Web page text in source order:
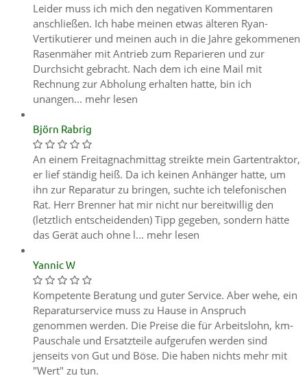
Leider muss ich mich den negativen Kommentaren
anschließen. Ich habe meinen etwas älteren Ryan-
Vertikutierer und meinen auch in die Jahre gekommenen
Rasenmäher mit Antrieb zum Reparieren und zur
Durchsicht gebracht. Nach dem ich eine Mail mit
Rechnung zur Abholung erhalten hatte, bin ich
unangen... mehr lesen
Björn Rabrig
An einem Freitagnachmittag streikte mein Gartentraktor,
er lief ständig heiß. Da ich keinen Anhänger hatte, um
ihn zur Reparatur zu bringen, suchte ich telefonischen
Rat. Herr Brenner hat mir nicht nur bereitwillig den
(letztlich entscheidenden) Tipp gegeben, sondern hätte
das Gerät auch ohne l... mehr lesen
Yannic W
Kompetente Beratung und guter Service. Aber wehe, ein
Reparaturservice muss zu Hause in Anspruch
genommen werden. Die Preise die für Arbeitslohn, km-
Pauschale und Ersatzteile aufgerufen werden sind
jenseits von Gut und Böse. Die haben nichts mehr mit
"Wert" zu tun.